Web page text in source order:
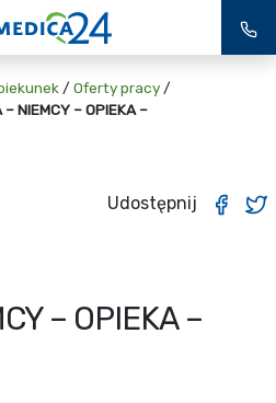
/ Oferty pracy /
– NIEMCY – OPIEKA –
Udostępnij
– OPIEKA –